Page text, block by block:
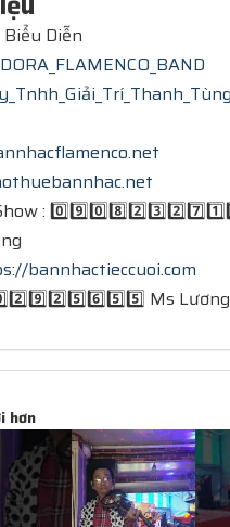
Diễn
:
bannhactieccuoi.com​​​
Ms
hơn